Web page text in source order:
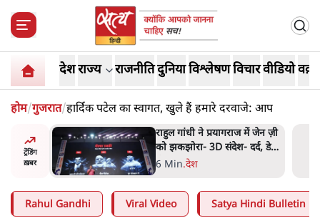
देशराज्य राजनीतिदुनियाविश्लेषणविचारवीडियो
होम/गुजरात/हार्दिक पटेल का स्वागत, खुले हैं हमारे दरवाजे: आप
ट्रेंडिंग
ख़बर
में जेन ज़ी
डेटा,
ममता बनर्जी की गाड़ी पर पत्थर-
कीचड़ से हमला- आरोप लगाया,
'मेरी जान भी जा सकती थी'
8 Min.पश्चिम बंगाल
Rahul Gandhi Viral Video Satya Hindi Bulletin